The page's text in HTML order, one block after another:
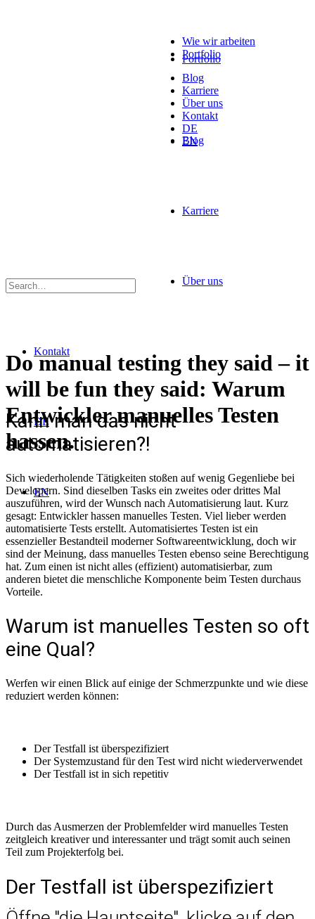
Portfolio
Blog
Karriere
Über uns
Kontakt
DE
EN
Wie wir arbeiten
Portfolio
Blog
Karriere
Über uns
Kontakt
DE
EN
Do manual testing they said – it
will be fun they said: Warum
Entwickler manuelles Testen
hassen.
Kann man das nicht
automatisieren?!
Sich wiederholende Tätigkeiten stoßen auf wenig Gegenliebe bei
Developern. Sind dieselben Tasks ein zweites oder drittes Mal
auszuführen, wird der Wunsch nach Automatisierung laut. Kurz
gesagt: Entwickler hassen manuelles Testen. Viel lieber werden
automatisierte Tests erstellt. Automatisiertes Testen ist ein
essenzieller Bestandteil moderner Softwareentwicklung, doch wir
sind der Meinung, dass manuelles Testen ebenso seine Berechtigung
hat. Zum einen ist nicht alles (effizient) automatisierbar, zum
anderen bietet die menschliche Komponente beim Testen durchaus
Vorteile.
Warum ist manuelles Testen so oft
eine Qual?
Werfen wir einen Blick auf einige der Schmerzpunkte und wie diese
reduziert werden können:
Der Testfall ist überspezifiziert
Der Systemzustand für den Test wird nicht wiederverwendet
Der Testfall ist in sich repetitiv
Durch das Ausmerzen der Problemfelder wird manuelles Testen
zeitgleich kreativer und interessanter und trägt somit auch seinen
Teil zum Projekterfolg bei.
Der Testfall ist überspezifiziert